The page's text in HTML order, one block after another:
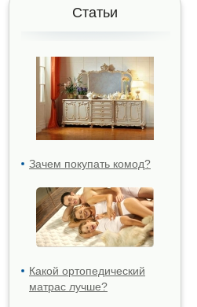
Статьи
Зачем покупать комод?
Какой ортопедический
матрас лучше?